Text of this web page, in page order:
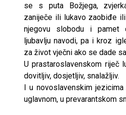
se s puta Božjega,
zaniječe ili lukavo zaobiđe
njegovu slobodu i
ljubavlju navodi, pa i kroz
za život vječni ako se dade
U prastaroslavenskom riječ
dovitljiv, dosjetljiv, snalažljiv.
I u novoslavenskim
uglavnom, u prevarantskom